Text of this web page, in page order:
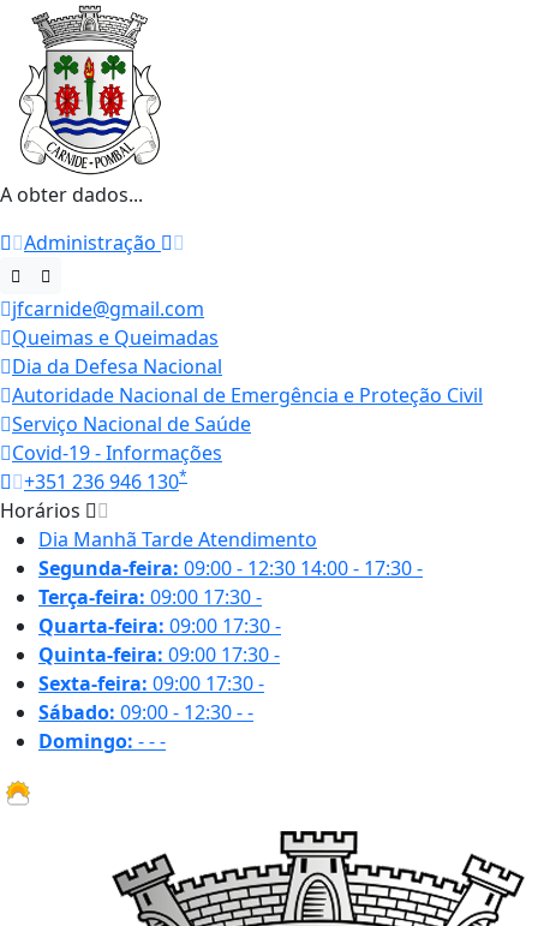
A obter dados...
Administração
jfcarnide@gmail.com
Queimas e Queimadas
Dia da Defesa Nacional
Autoridade Nacional de Emergência e Proteção Civil
Serviço Nacional de Saúde
Covid-19 - Informações
+351 236 946 130*
Horários
Dia Manhã TardeAtendimento
Segunda-feira: 09:00 - 12:30 14:00 - 17:30-
Terça-feira: 09:00 17:30-
Quarta-feira: 09:00 17:30-
Quinta-feira: 09:00 17:30-
Sexta-feira: 09:00 17:30-
Sábado: 09:00 - 12:30--
Domingo: ---